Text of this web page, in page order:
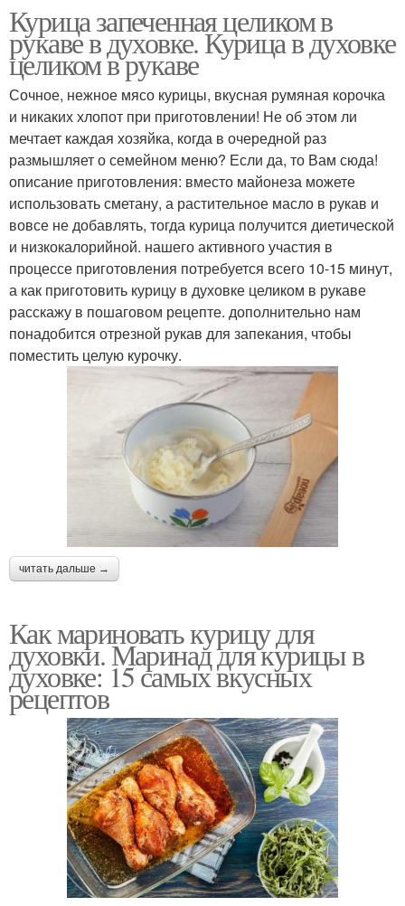
Курица запеченная целиком в
рукаве в духовке. Курица в духовке
целиком в рукаве
Сочное, нежное мясо курицы, вкусная румяная корочка
и никаких хлопот при приготовлении! Не об этом ли
мечтает каждая хозяйка, когда в очередной раз
размышляет о семейном меню? Если да, то Вам сюда!
описание приготовления: вместо майонеза можете
использовать сметану, а растительное масло в рукав и
вовсе не добавлять, тогда курица получится диетической
и низкокалорийной. нашего активного участия в
процессе приготовления потребуется всего 10-15 минут,
а как приготовить курицу в духовке целиком в рукаве
расскажу в пошаговом рецепте. дополнительно нам
понадобится отрезной рукав для запекания, чтобы
поместить целую курочку.
читать дальше →
Как мариновать курицу для
духовки. Маринад для курицы в
духовке: 15 самых вкусных
рецептов